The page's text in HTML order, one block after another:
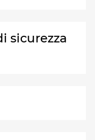
sicurezza